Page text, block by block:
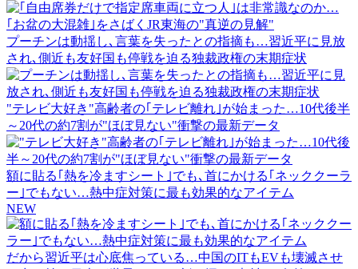
プーチンは動揺し､言葉を失ったとの指摘も…習近平に見放
され､側近も友好国も停戦を迫る独裁政権の末期症状
"テレビ大好き"高齢者の｢テレビ離れ｣が始まった…10代後半
～20代の約7割が"ほぼ見ない"衝撃の最新データ
額に貼る｢熱を冷ますシート｣でも､首にかける｢ネッククーラ
ー｣でもない…熱中症対策に最も効果的なアイテム
NEW
だから習近平は心底焦っている…中国のITもEVも壊滅させ